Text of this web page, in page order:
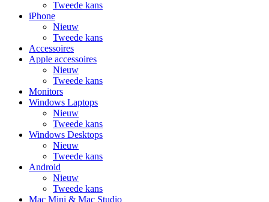
Tweede kans
iPhone
Nieuw
Tweede kans
Accessoires
Apple accessoires
Nieuw
Tweede kans
Monitors
Windows Laptops
Nieuw
Tweede kans
Windows Desktops
Nieuw
Tweede kans
Android
Nieuw
Tweede kans
Mac Mini & Mac Studio